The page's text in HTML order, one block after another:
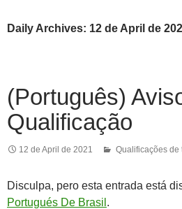
Daily Archives: 12 de April de
(Português)
Qualificação
12 de April de 2021 Qualificações de
Disculpa, pero esta entrada está
Portugués De Brasil .